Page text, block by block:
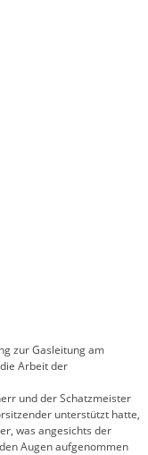
zur Gasleitung am
Arbeit der
und der Schatzmeister
unterstützt hatte,
was angesichts der
Augen aufgenommen